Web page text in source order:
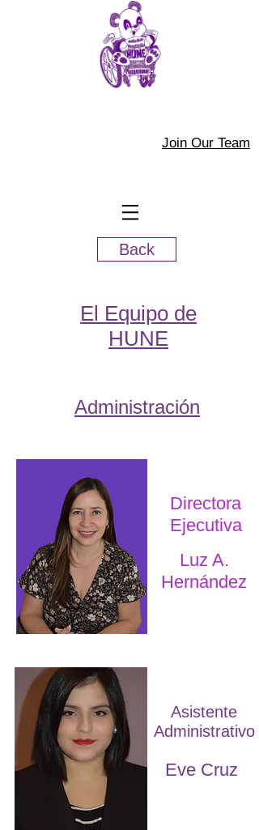
Join Our Team
Back
El Equipo de
HUNE
Administración
Directora
Ejecutiva
Luz A.
Hernández
Asistente
Administrativo
Eve Cruz